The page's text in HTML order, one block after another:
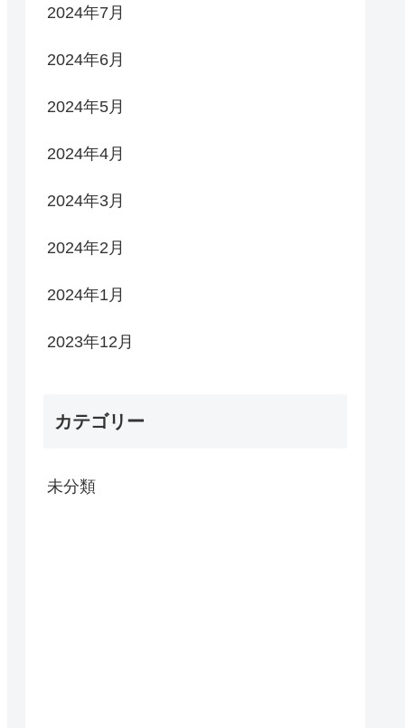
2024年7月
2024年6月
2024年5月
2024年4月
2024年3月
2024年2月
2024年1月
2023年12月
カテゴリー
未分類